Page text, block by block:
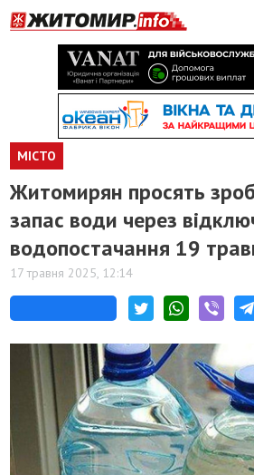
МІСТО
Житомирян просять
запас води через
водопостачання 19
17 травня 2025, 12:14